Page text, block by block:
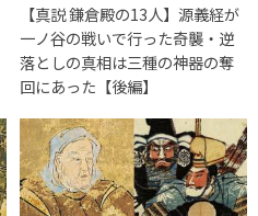
【真説 鎌倉殿の13人】源義経が
一ノ谷の戦いで行った奇襲・逆
落としの真相は三種の神器の奪
回にあった【後編】